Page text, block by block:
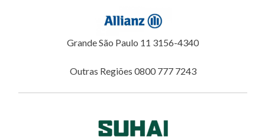
Grande São Paulo 11 3156-4340
Outras Regiões 0800 777 7243